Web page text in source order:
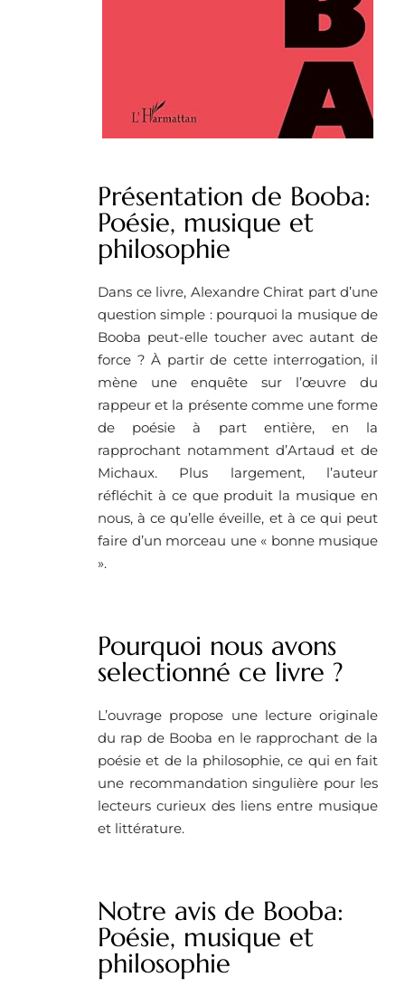
Présentation de Booba:
Poésie, musique et
philosophie
Dans ce livre, Alexandre Chirat part d’une
question simple : pourquoi la musique de
Booba peut-elle toucher avec autant de
force ? À partir de cette interrogation, il
mène une enquête sur l’œuvre du
rappeur et la présente comme une forme
de poésie à part entière, en la
rapprochant notamment d’Artaud et de
Michaux. Plus largement, l’auteur
réfléchit à ce que produit la musique en
nous, à ce qu’elle éveille, et à ce qui peut
faire d’un morceau une « bonne musique
».
Pourquoi nous avons
selectionné ce livre ? ​
L’ouvrage propose une lecture originale
du rap de Booba en le rapprochant de la
poésie et de la philosophie, ce qui en fait
une recommandation singulière pour les
lecteurs curieux des liens entre musique
et littérature.
Notre avis de Booba:
Poésie, musique et
philosophie